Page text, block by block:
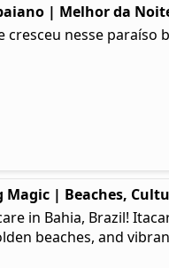
| Melhor da
nesse paraíso
| Beaches,
in Bahia, Brazil!
beaches, and